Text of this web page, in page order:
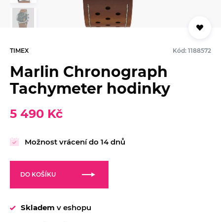
TIMEX Kód: 1188572
Marlin Chronograph
Tachymeter hodinky
5 490 Kč
Možnost vrácení do 14 dnů
DO KOŠÍKU
Skladem v eshopu